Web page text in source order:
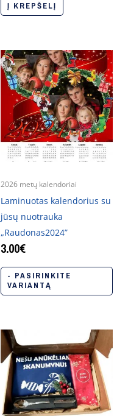
Į KREPŠELĮ
2026 metų kalendoriai
Laminuotas kalendorius su
jūsų nuotrauka
„Raudonas2024”
3.00€
- PASIRINKITE
VARIANTĄ